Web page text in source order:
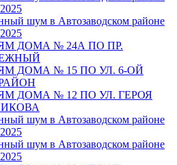
шум в Автозаводском районе
ДОМА № 24А ПО ПР.
ДОМА № 15 ПО УЛ. 6-ОЙ
ДОМА № 12 ПО УЛ. ГЕРОЯ
шум в Автозаводском районе
шум в Автозаводском районе